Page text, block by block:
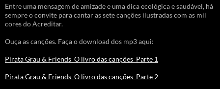
Entre uma mensagem de amizade e uma dica ecológica e saudável, há
sempre o convite para cantar as sete canções ilustradas com as mil
cores do Acreditar.
Ouça as canções. Faça o download dos mp3 aqui:
Pirata Grau & Friends_O livro das canções_Parte 1
Pirata Grau & Friends_O livro das canções_Parte 2